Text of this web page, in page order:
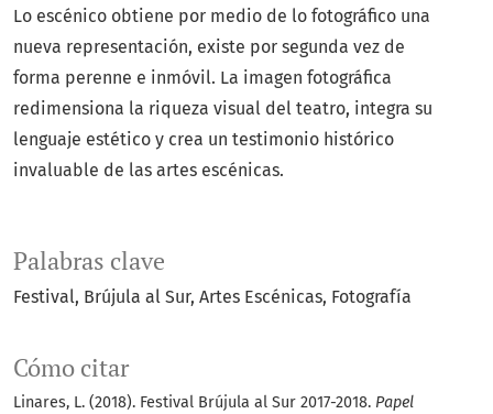
Palabras clave
Festival Brújula al Sur Artes Escénicas Fotografía
Cómo citar
Linares, L. (2018). Festival Brújula al Sur 2017-2018. Papel
Lo escénico obtiene por medio de lo fotográfico una
nueva representación, existe por segunda vez de
forma perenne e inmóvil. La imagen fotográfica
redimensiona la riqueza visual del teatro, integra su
lenguaje estético y crea un testimonio histórico
invaluable de las artes escénicas.